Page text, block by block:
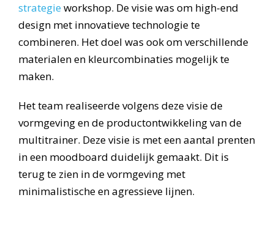
strategie workshop. De visie was om high-end
design met innovatieve technologie te
combineren. Het doel was ook om verschillende
materialen en kleurcombinaties mogelijk te
maken.
Het team realiseerde volgens deze visie de
vormgeving en de productontwikkeling van de
multitrainer. Deze visie is met een aantal prenten
in een moodboard duidelijk gemaakt. Dit is
terug te zien in de vormgeving met
minimalistische en agressieve lijnen.